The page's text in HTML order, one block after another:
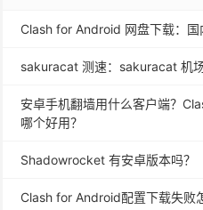
Clash for Android 网盘下载：国
sakuracat 测速：sakuracat 机场
安卓手机翻墙用什么客户端？
哪个好用？
Shadowrocket 有安卓版本吗？
Clash for Android配置下载失败